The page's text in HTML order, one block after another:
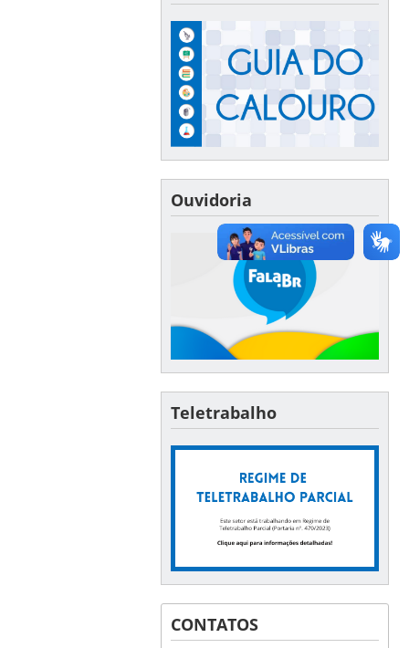
Ouvidoria
Teletrabalho
CONTATOS